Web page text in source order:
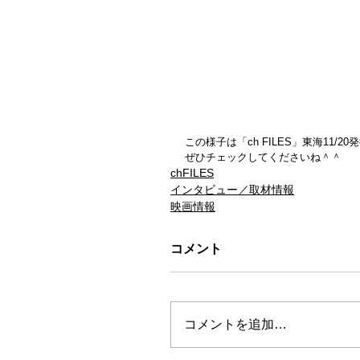
この様子は「ch FILES」東海11/20
ぜひチェックしてくださいね＾＾
chFILES
インタビュー／取材情報
映画情報
コメント
コメントを追加…